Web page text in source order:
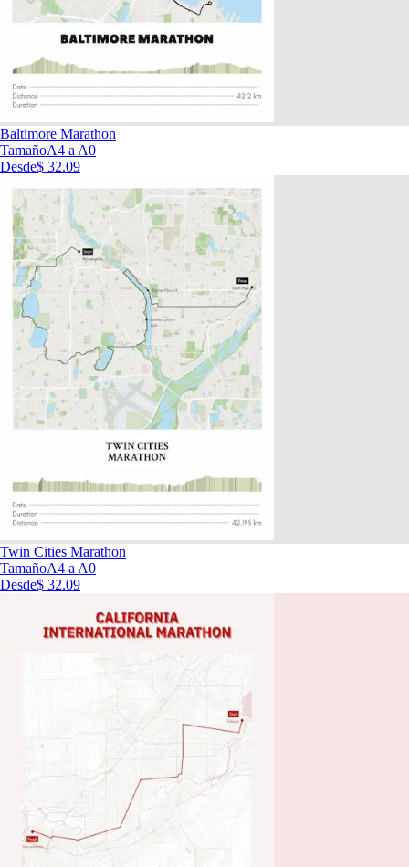
Baltimore Marathon
TamañoA4 a A0
Desde$ 32.09
Twin Cities Marathon
TamañoA4 a A0
Desde$ 32.09